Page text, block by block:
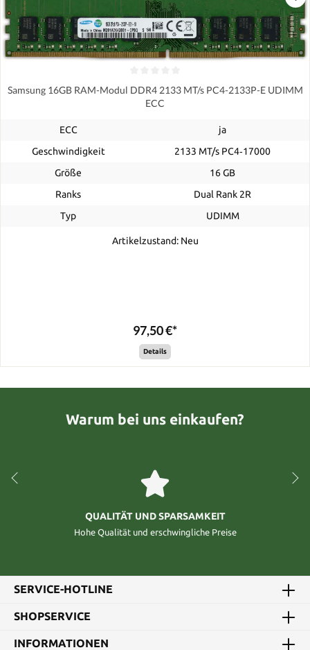
Samsung 16GB RAM-Modul DDR4 2133 MT/s PC4-2133P-E UDIMM
ECC
ECC
ja
Geschwindigkeit
2133 MT/s PC4‑17000
Größe
16 GB
Ranks
Dual Rank 2R
Typ
UDIMM
Artikelzustand: Neu
97,50 €*
Details
Warum bei uns einkaufen?
QUALITÄT UND SPARSAMKEIT
Hohe Qualität und erschwingliche Preise
SERVICE-HOTLINE
SHOPSERVICE
INFORMATIONEN